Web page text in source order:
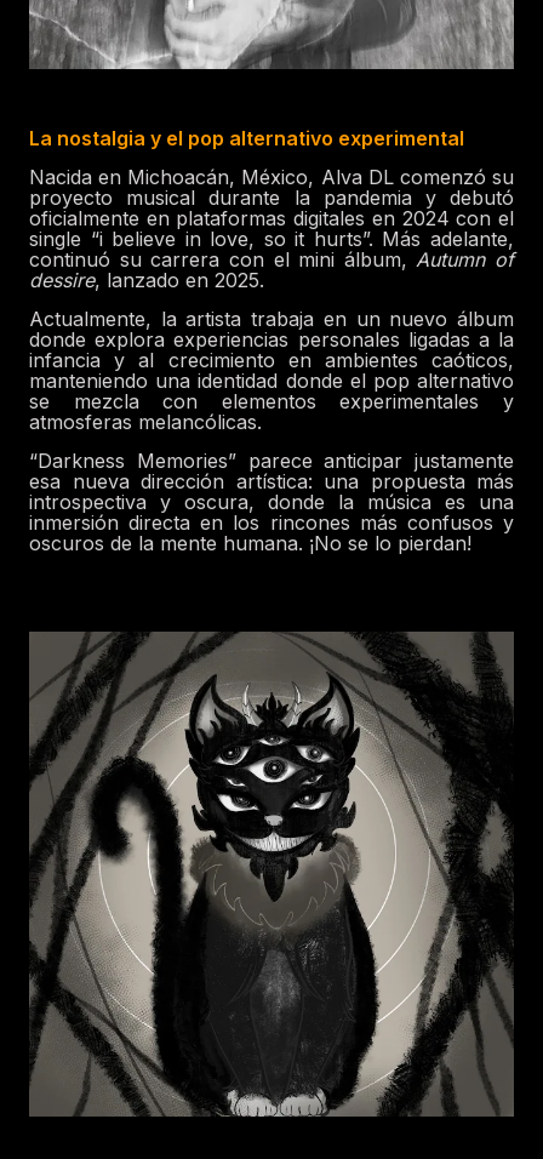
La nostalgia y el pop alternativo experimental
Nacida en Michoacán, México, Alva DL comenzó su
proyecto musical durante la pandemia y debutó
oficialmente en plataformas digitales en 2024 con el
single “i believe in love, so it hurts”. Más adelante,
continuó su carrera con el mini álbum, Autumn of
dessire, lanzado en 2025.
Actualmente, la artista trabaja en un nuevo álbum
donde explora experiencias personales ligadas a la
infancia y al crecimiento en ambientes caóticos,
manteniendo una identidad donde el pop alternativo
se mezcla con elementos experimentales y
atmosferas melancólicas.
“Darkness Memories” parece anticipar justamente
esa nueva dirección artística: una propuesta más
introspectiva y oscura, donde la música es una
inmersión directa en los rincones más confusos y
oscuros de la mente humana. ¡No se lo pierdan!